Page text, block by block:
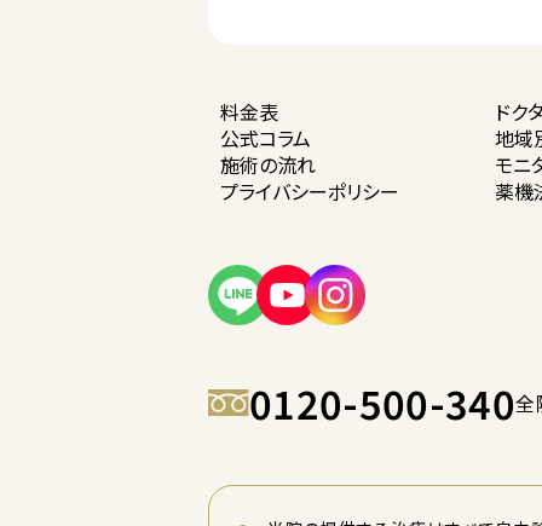
料金表
ドク
公式コラム
地域
施術の流れ
モニ
プライバシーポリシー 薬機
0120-500-340全